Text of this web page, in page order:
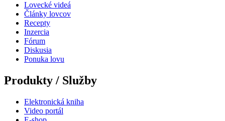
Lovecké videá
Články lovcov
Recepty
Inzercia
Fórum
Diskusia
Ponuka lovu
Produkty / Služby
Elektronická kniha
Video portál